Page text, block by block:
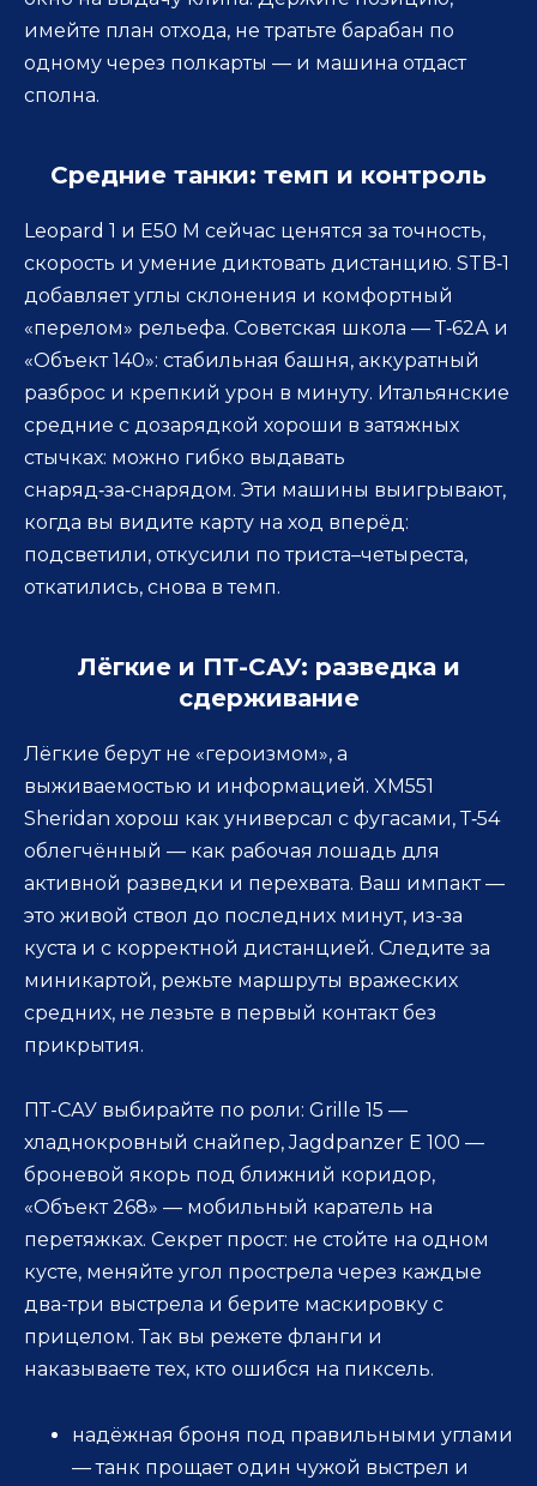
имейте план отхода, не тратьте барабан по
одному через полкарты — и машина отдаст
сполна.
Средние танки: темп и контроль
Leopard 1 и Е50 M сейчас ценятся за точность,
скорость и умение диктовать дистанцию. STB‑1
добавляет углы склонения и комфортный
«перелом» рельефа. Советская школа — Т‑62А и
«Объект 140»: стабильная башня, аккуратный
разброс и крепкий урон в минуту. Итальянские
средние с дозарядкой хороши в затяжных
стычках: можно гибко выдавать
снаряд‑за‑снарядом. Эти машины выигрывают,
когда вы видите карту на ход вперёд:
подсветили, откусили по триста–четыреста,
откатились, снова в темп.
Лёгкие и ПТ-САУ: разведка и
сдерживание
Лёгкие берут не «героизмом», а
выживаемостью и информацией. XM551
Sheridan хорош как универсал с фугасами, Т‑54
облегчённый — как рабочая лошадь для
активной разведки и перехвата. Ваш импакт —
это живой ствол до последних минут, из-за
куста и с корректной дистанцией. Следите за
миникартой, режьте маршруты вражеских
средних, не лезьте в первый контакт без
прикрытия.
ПТ-САУ выбирайте по роли: Grille 15 —
хладнокровный снайпер, Jagdpanzer E 100 —
броневой якорь под ближний коридор,
«Объект 268» — мобильный каратель на
перетяжках. Секрет прост: не стойте на одном
кусте, меняйте угол прострела через каждые
два-три выстрела и берите маскировку с
прицелом. Так вы режете фланги и
наказываете тех, кто ошибся на пиксель.
надёжная броня под правильными углами
— танк прощает один чужой выстрел и